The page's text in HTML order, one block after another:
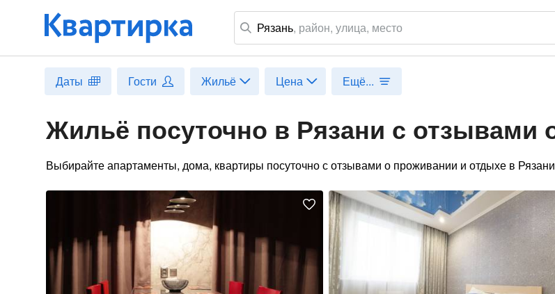
Рязань, район, улица, место
Даты Гости Жильё Цена Ещё...
Жильё посуточно в Рязани с отзывами
Выбирайте апартаменты, дома, квартиры посуточно с отзывами о проживании и отдыхе в